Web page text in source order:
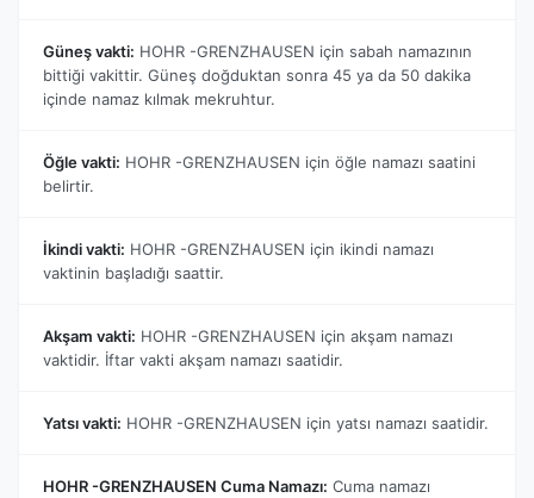
Güneş vakti: HOHR -GRENZHAUSEN için sabah namazının
bittiği vakittir. Güneş doğduktan sonra 45 ya da 50 dakika
içinde namaz kılmak mekruhtur.
Öğle vakti: HOHR -GRENZHAUSEN için öğle namazı saatini
belirtir.
İkindi vakti: HOHR -GRENZHAUSEN için ikindi namazı
vaktinin başladığı saattir.
Akşam vakti: HOHR -GRENZHAUSEN için akşam namazı
vaktidir. İftar vakti akşam namazı saatidir.
Yatsı vakti: HOHR -GRENZHAUSEN için yatsı namazı saatidir.
HOHR -GRENZHAUSEN Cuma Namazı: Cuma namazı